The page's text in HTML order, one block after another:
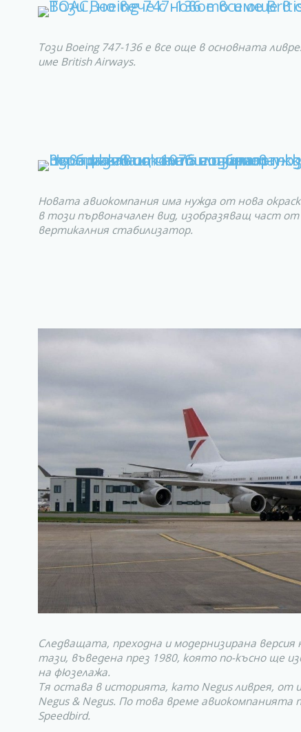
Този Boeing 747-136 е все още в основната
име British Airways.
Новата авиокомпания има нужда от нова
в този първоначален вид, изобразяващ част
вертикалния стабилизатор.
Следващата, преходна и модернизирана версия
тази, въведена през 1980, която по-късно ще
на фюзелажа.
Тя остава в историята, като Negus ливрея,
Negus & Negus. По това време авиокомпанията
Speedbird.